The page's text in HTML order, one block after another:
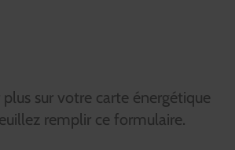
plus sur votre carte énergétique
remplir ce formulaire.